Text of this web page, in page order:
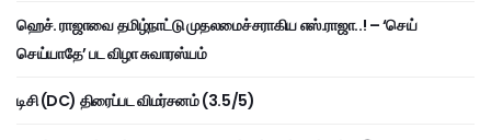
ஹெச். ராஜாவை தமிழ்நாட்டு முதலமைச்சராகிய எஸ்.ராஜா..! – ‘செய்
செய்யாதே’ பட விழா சுவாரஸ்யம்
டிசி (DC) திரைப்பட விமர்சனம் (3.5/5)